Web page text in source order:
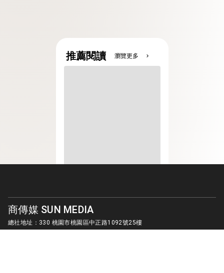
推薦閱讀 瀏覽更多 chevron_right
商傳媒 SUN MEDIA
總社地址：330 桃園市桃園區中正路1092號25樓